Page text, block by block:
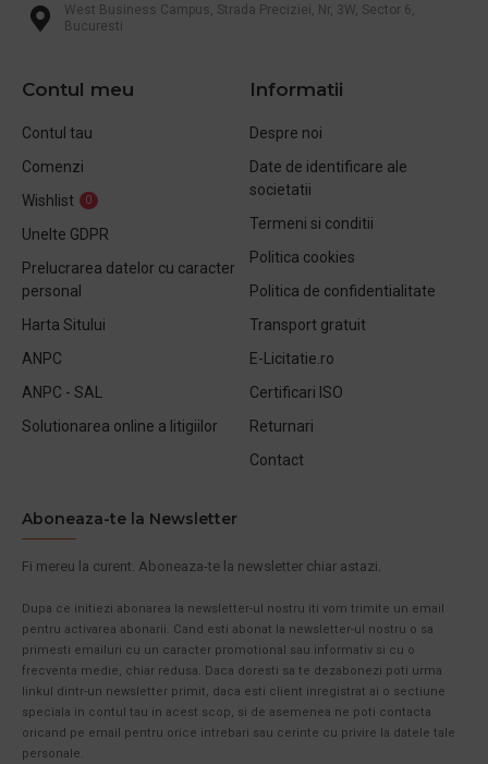
West Business Campus, Strada Preciziei, Nr, 3W, Sector 6,
Bucuresti
Contul meu
Contul tau
Comenzi
Wishlist
0
Unelte GDPR
Prelucrarea datelor cu caracter
personal
Harta Sitului
ANPC
ANPC - SAL
Solutionarea online a litigiilor
Informatii
Despre noi
Date de identificare ale
societatii
Termeni si conditii
Politica cookies
Politica de confidentialitate
Transport gratuit
E-Licitatie.ro
Certificari ISO
Returnari
Contact
Aboneaza-te la Newsletter
Fi mereu la curent. Aboneaza-te la newsletter chiar astazi.
Dupa ce initiezi abonarea la newsletter-ul nostru iti vom trimite un email
pentru activarea abonarii. Cand esti abonat la newsletter-ul nostru o sa
primesti emailuri cu un caracter promotional sau informativ si cu o
frecventa medie, chiar redusa. Daca doresti sa te dezabonezi poti urma
linkul dintr-un newsletter primit, daca esti client inregistrat ai o sectiune
speciala in contul tau in acest scop, si de asemenea ne poti contacta
oricand pe email pentru orice intrebari sau cerinte cu privire la datele tale
personale.